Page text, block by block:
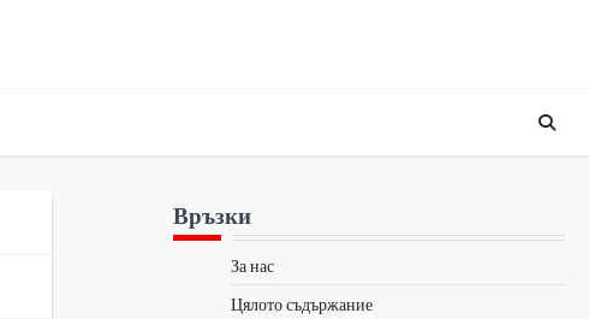
Връзки
За нас
Цялото съдържание